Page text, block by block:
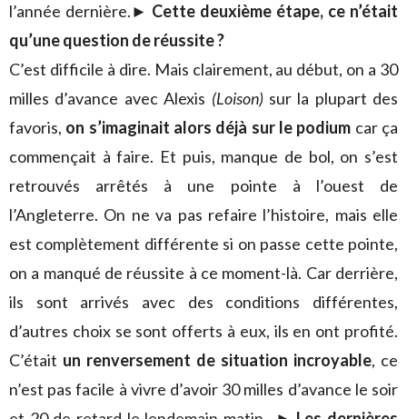
l’année dernière.► Cette deuxième étape, ce n’était
qu’une question de réussite ?
C’est difficile à dire. Mais clairement, au début, on a 30
milles d’avance avec Alexis (Loison)sur la plupart des
favoris, on s’imaginait alors déjà sur le podium car ça
commençait à faire. Et puis, manque de bol, on s’est
retrouvés arrêtés à une pointe à l’ouest de
l’Angleterre. On ne va pas refaire l’histoire, mais elle
est complètement différente si on passe cette pointe,
on a manqué de réussite à ce moment-là. Car derrière,
ils sont arrivés avec des conditions différentes,
d’autres choix se sont offerts à eux, ils en ont profité.
C’était un renversement de situation incroyable, ce
n’est pas facile à vivre d’avoir 30 milles d’avance le soir